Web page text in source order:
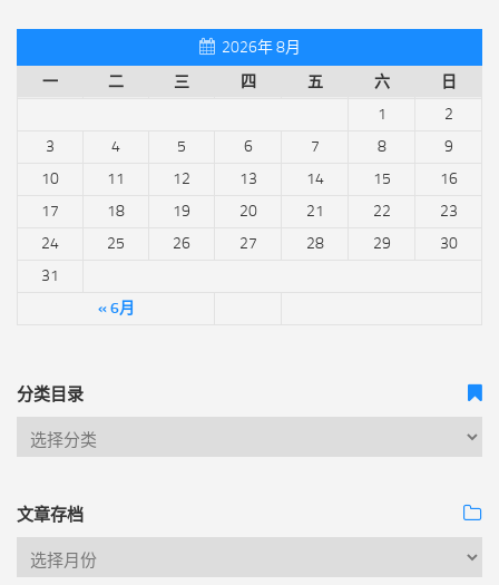
2026年 8月
一
二 三 四 五 六 日
« 6月
1
2
3
4 5 6 7 8
9
10
11 12 13 14 15
16
17
18 19 20 21 22
23
24
25 26 27 28 29
30
31
分类目录
文章存档